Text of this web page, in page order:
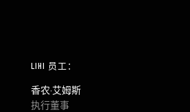
LIHI 员工：
香农·艾姆斯
执行董事